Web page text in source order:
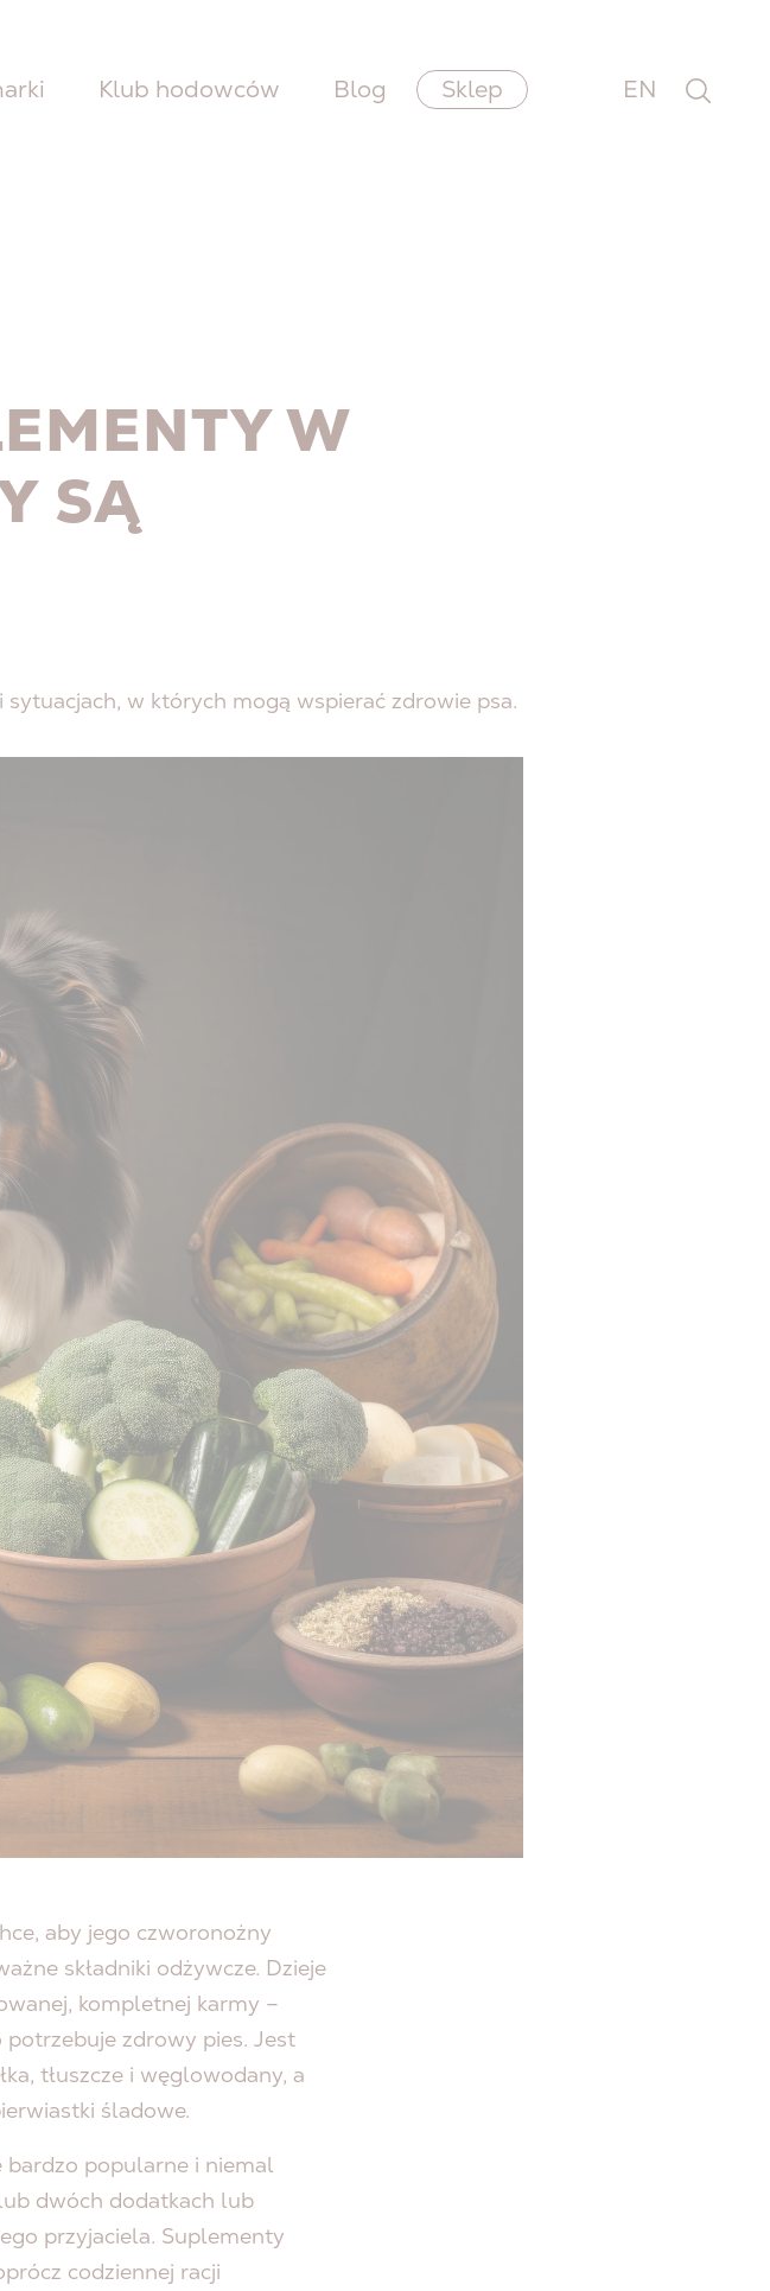
Klub hodowców Blog Sklep EN
W
SĄ
w których mogą wspierać zdrowie psa.
aby jego czworonożny
składniki odżywcze. Dzieje
kompletnej karmy –
potrzebuje zdrowy pies. Jest
tłuszcze i węglowodany, a
śladowe.
popularne i niemal
dwóch dodatkach lub
przyjaciela. Suplementy
codziennej racji